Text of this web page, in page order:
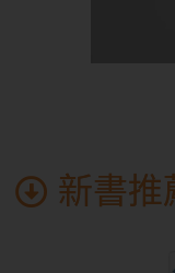
新書推